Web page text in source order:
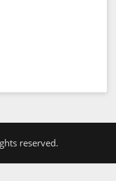
reserved.